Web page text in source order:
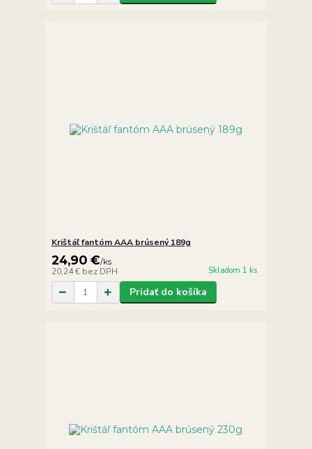
Krištáľ fantóm AAA brúsený 189g
24,90 €/ks
20,24 € bez DPH Skladom 1 ks
Pridať do košíka